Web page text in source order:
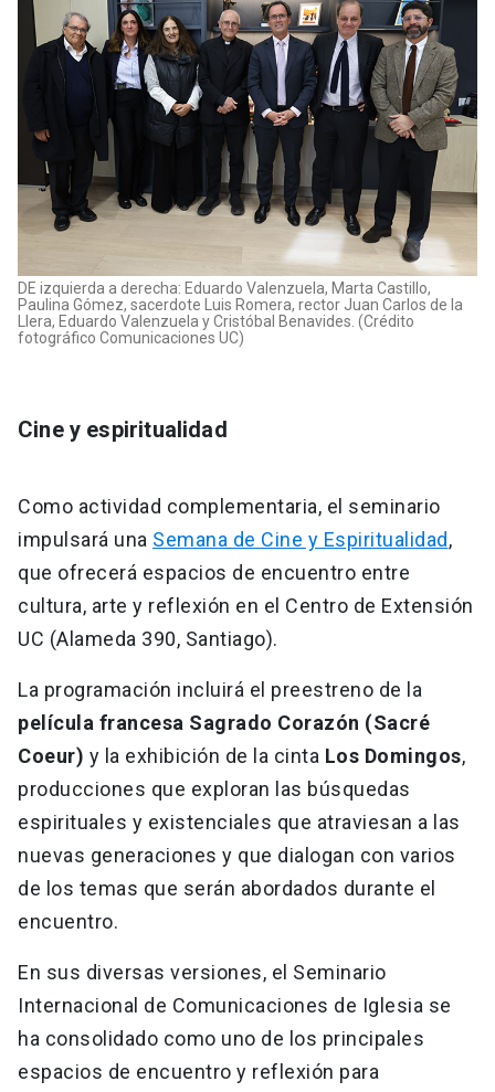
DE izquierda a derecha: Eduardo Valenzuela, Marta Castillo,
Paulina Gómez, sacerdote Luis Romera, rector Juan Carlos de la
Llera, Eduardo Valenzuela y Cristóbal Benavides. (Crédito
fotográfico Comunicaciones UC)
Cine y espiritualidad
Como actividad complementaria, el seminario
impulsará una Semana de Cine y Espiritualidad,
que ofrecerá espacios de encuentro entre
cultura, arte y reflexión en el Centro de Extensión
UC (Alameda 390, Santiago).
La programación incluirá el preestreno de la
película francesa Sagrado Corazón (Sacré
Coeur) y la exhibición de la cinta Los Domingos,
producciones que exploran las búsquedas
espirituales y existenciales que atraviesan a las
nuevas generaciones y que dialogan con varios
de los temas que serán abordados durante el
encuentro.
En sus diversas versiones, el Seminario
Internacional de Comunicaciones de Iglesia se
ha consolidado como uno de los principales
espacios de encuentro y reflexión para